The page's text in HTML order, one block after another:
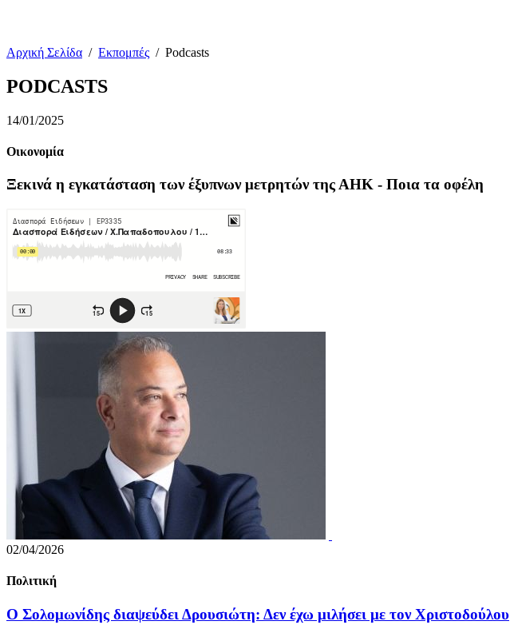
Αρχική Σελίδα / Εκπομπές / Podcasts
PODCASTS
14/01/2025
Οικονομία
Ξεκινά η εγκατάσταση των έξυπνων μετρητών της ΑΗΚ - Ποια τα οφέλη
02/04/2026
Πολιτική
Ο Σολομωνίδης διαψεύδει Δρουσιώτη: Δεν έχω μιλήσει με τον Χριστοδούλου